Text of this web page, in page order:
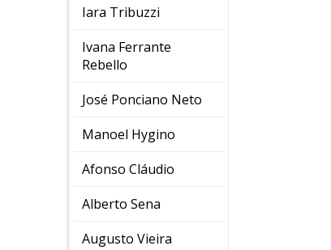
Iara Tribuzzi
Ivana Ferrante
Rebello
José Ponciano Neto
Manoel Hygino
Afonso Cláudio
Alberto Sena
Augusto Vieira